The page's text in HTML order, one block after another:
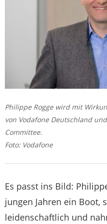
Philippe Rogge wird mit
von Vodafone Deutschland
Committee.
Foto: Vodafone
Es passt ins Bild:
jungen Jahren ein Boot,
leidenschaftlich und